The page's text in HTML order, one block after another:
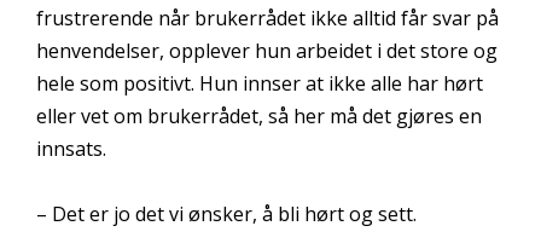
frustrerende når brukerrådet ikke alltid får svar på
henvendelser, opplever hun arbeidet i det store og
hele som positivt. Hun innser at ikke alle har hørt
eller vet om brukerrådet, så her må det gjøres en
innsats.
– Det er jo det vi ønsker, å bli hørt og sett.